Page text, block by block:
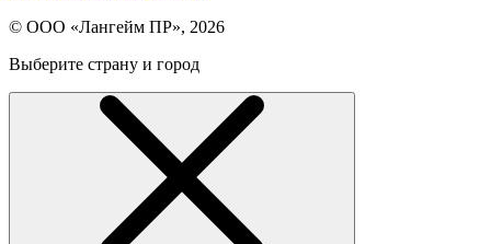
© ООО «Лангейм ПР», 2026
Выберите страну и город